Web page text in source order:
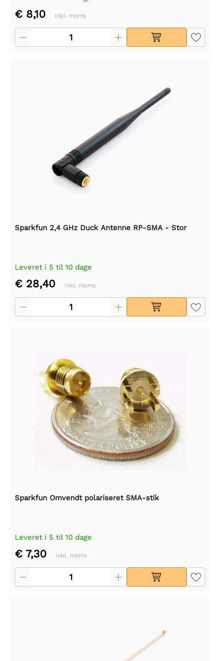
€ 8,10 Inkl. moms
Sparkfun 2,4 GHz Duck Antenne RP-SMA - Stor
Leveret i 5 til 10 dage
€ 28,40 Inkl. moms
Sparkfun Omvendt polariseret SMA-stik
Leveret i 5 til 10 dage
€ 7,30 Inkl. moms